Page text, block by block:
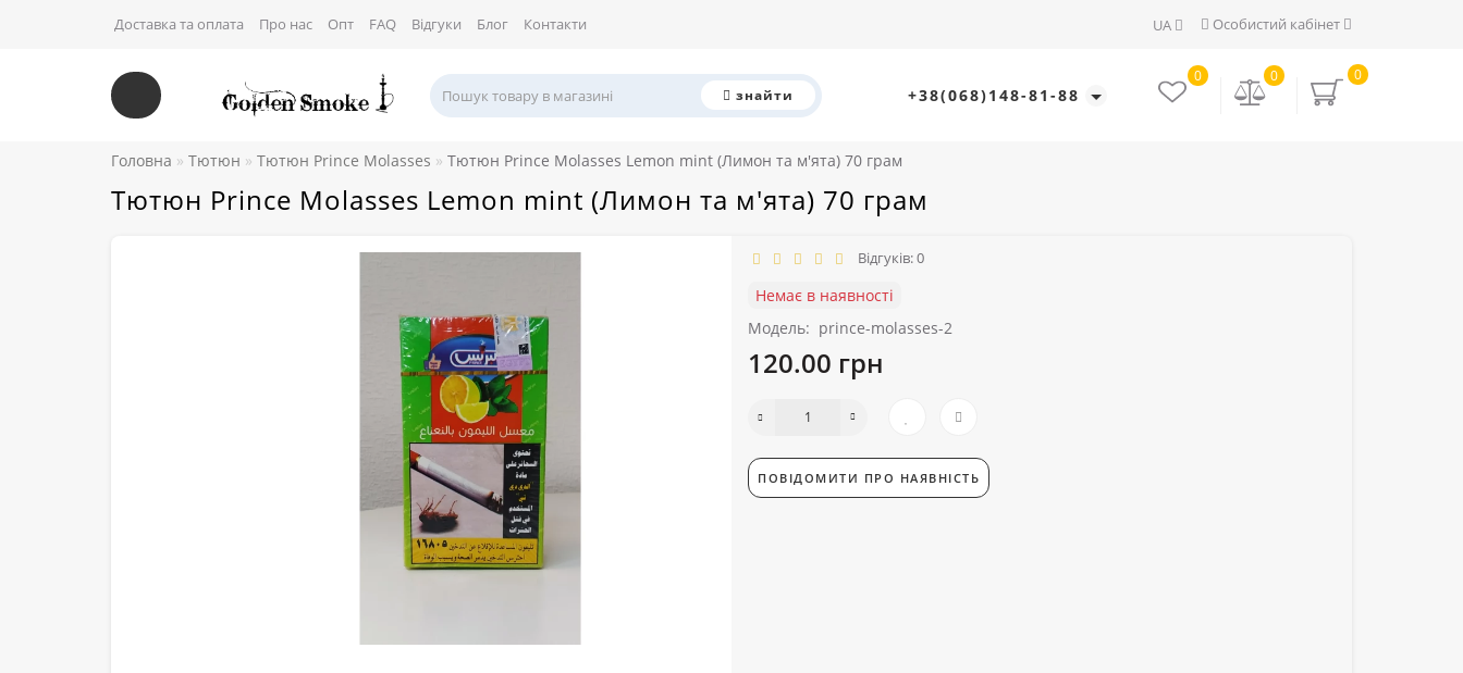
Особистий кабінет
UA
Доставка та оплата Про нас Опт FAQ Відгуки Блог Контакти
знайти +38(068)148-81-88
0
0
0
Головна Тютюн Тютюн Prince Molasses Тютюн Prince Molasses Lemon mint (Лимон та м'ята) 70 грам
Тютюн Prince Molasses Lemon mint (Лимон та м'ята) 70 грам
Відгуків: 0
Немає в наявності
Модель: prince-molasses-2
120.00 грн
ПОВІДОМИТИ ПРО НАЯВНІСТЬ